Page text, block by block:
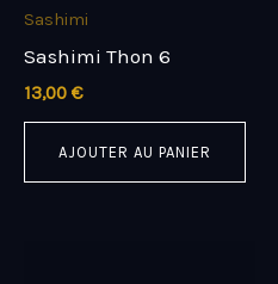
Sashimi
Sashimi Thon 6
13,00 €
AJOUTER AU PANIER